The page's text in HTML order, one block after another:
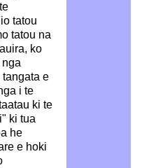
tatou
tatou na
ko
tangata e
i te
ki te
ki tua
he
e hoki